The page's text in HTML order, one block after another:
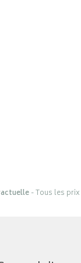
- Tous les prix